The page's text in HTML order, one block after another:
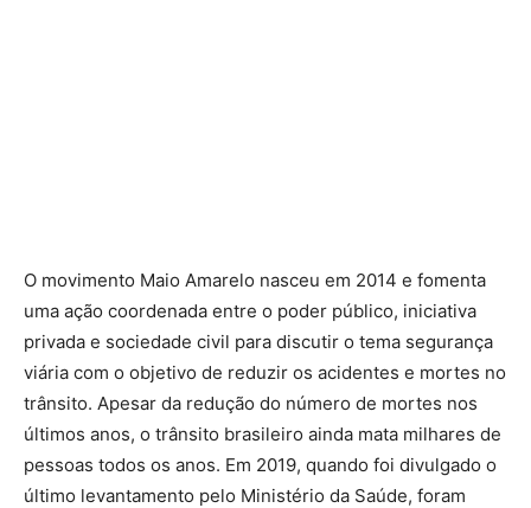
O movimento Maio Amarelo nasceu em 2014 e fomenta
uma ação coordenada entre o poder público, iniciativa
privada e sociedade civil para discutir o tema segurança
viária com o objetivo de reduzir os acidentes e mortes no
trânsito. Apesar da redução do número de mortes nos
últimos anos, o trânsito brasileiro ainda mata milhares de
pessoas todos os anos. Em 2019, quando foi divulgado o
último levantamento pelo Ministério da Saúde, foram